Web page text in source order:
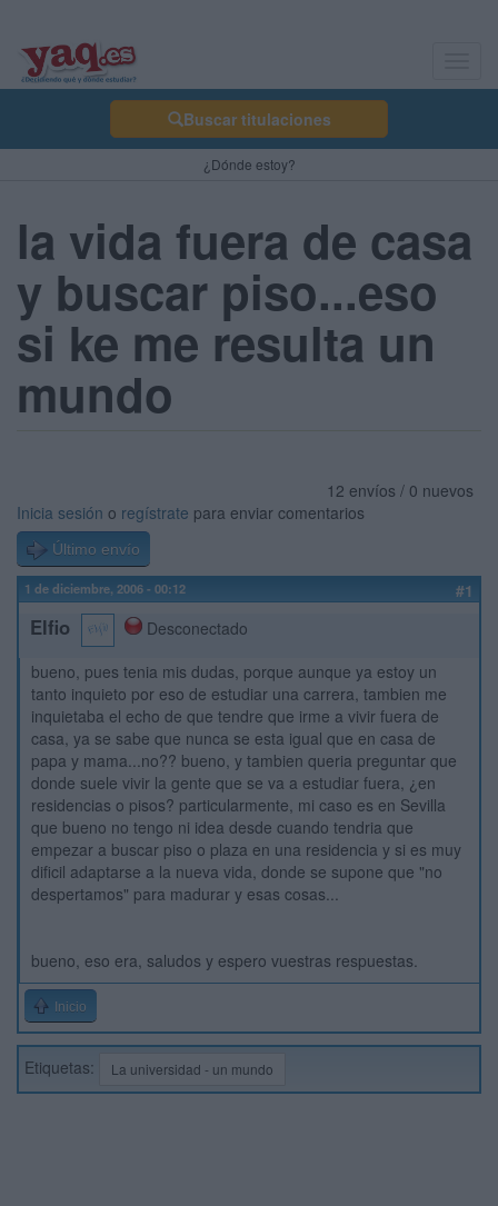
Buscar titulaciones
¿Dónde estoy?
la vida fuera de casa
y buscar piso...eso
si ke me resulta un
mundo
12 envíos / 0 nuevos
Inicia sesión o regístrate para enviar comentarios
Último envío
1 de diciembre, 2006 - 00:12 #1
Elfio
Desconectado
bueno, pues tenia mis dudas, porque aunque ya estoy un
tanto inquieto por eso de estudiar una carrera, tambien me
inquietaba el echo de que tendre que irme a vivir fuera de
casa, ya se sabe que nunca se esta igual que en casa de
papa y mama...no?? bueno, y tambien queria preguntar que
donde suele vivir la gente que se va a estudiar fuera, ¿en
residencias o pisos? particularmente, mi caso es en Sevilla
que bueno no tengo ni idea desde cuando tendria que
empezar a buscar piso o plaza en una residencia y si es muy
dificil adaptarse a la nueva vida, donde se supone que "no
despertamos" para madurar y esas cosas...
bueno, eso era, saludos y espero vuestras respuestas.
Inicio
Etiquetas: La universidad - un mundo